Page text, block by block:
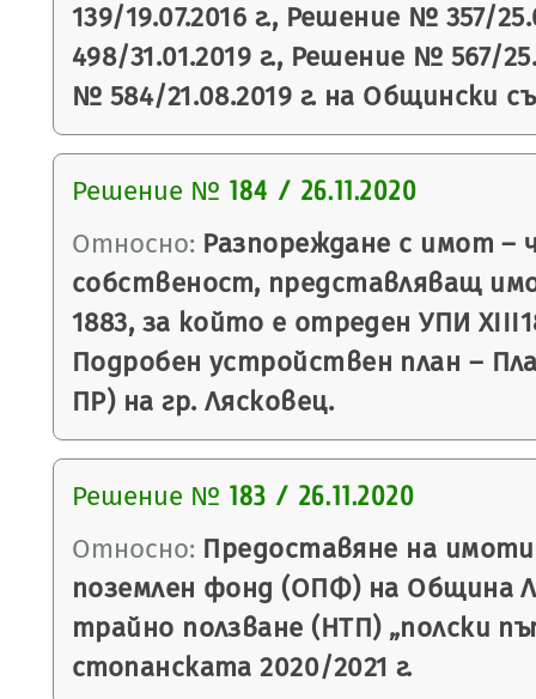
139/19.07.2016 г., Решение № 357/
498/31.01.2019 г., Решение № 567/
№ 584/21.08.2019 г. на Общински
Решение № 184 / 26.11.2020
Относно: Разпореждане с имот –
собственост, представляващ
1883, за който е отреден УПИ
Подробен устройствен план –
ПР) на гр. Лясковец.
Решение № 183 / 26.11.2020
Относно: Предоставяне на
поземлен фонд (ОПФ) на Община
трайно ползване (НТП) „полски
стопанската 2020/2021 г.